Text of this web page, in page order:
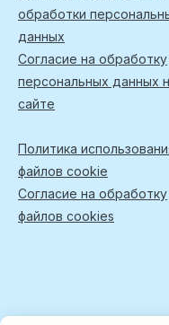
обработки
данных
Согласие на обработку
персональных данных
сайте
Политика
файлов cookie
Согласие на обработку
файлов cookies